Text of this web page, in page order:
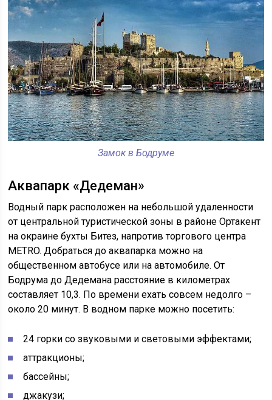
Замок в Бодруме
Аквапарк «Дедеман»
Водный парк расположен на небольшой удаленности
от центральной туристической зоны в районе Ортакент
на окраине бухты Битез, напротив торгового центра
METRO. Добраться до аквапарка можно на
общественном автобусе или на автомобиле. От
Бодрума до Дедемана расстояние в километрах
составляет 10,3. По времени ехать совсем недолго –
около 20 минут. В водном парке можно посетить:
24 горки со звуковыми и световыми эффектами;
аттракционы;
бассейны;
джакузи;